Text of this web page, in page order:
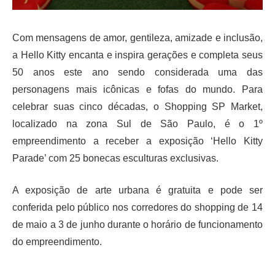
Com mensagens de amor, gentileza, amizade e inclusão,
a Hello Kitty encanta e inspira gerações e completa seus
50 anos este ano sendo considerada uma das
personagens mais icônicas e fofas do mundo. Para
celebrar suas cinco décadas, o Shopping SP Market,
localizado na zona Sul de São Paulo, é o 1º
empreendimento a receber a exposição ‘Hello Kitty
Parade’ com 25 bonecas esculturas exclusivas.
A exposição de arte urbana é gratuita e pode ser
conferida pelo público nos corredores do shopping de 14
de maio a 3 de junho durante o horário de funcionamento
do empreendimento.